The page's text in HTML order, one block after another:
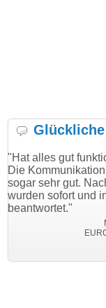
funktioniert.
war
Nachfragen
und individuell
EUROIMMUN AG